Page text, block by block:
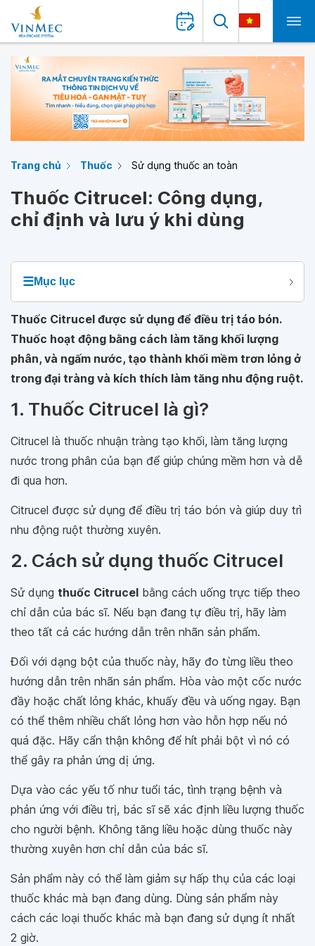
Trang chủ Thuốc Sử dụng thuốc an toàn
Thuốc Citrucel: Công dụng,
chỉ định và lưu ý khi dùng
☰Mục lục
Thuốc Citrucel được sử dụng để điều trị táo bón.
Thuốc hoạt động bằng cách làm tăng khối lượng
phân, và ngấm nước, tạo thành khối mềm trơn lỏng ở
trong đại tràng và kích thích làm tăng nhu động ruột.
1. Thuốc Citrucel là gì?
Citrucel là thuốc nhuận tràng tạo khối, làm tăng lượng
nước trong phân của bạn để giúp chúng mềm hơn và dễ
đi qua hơn.
Citrucel được sử dụng để điều trị táo bón và giúp duy trì
nhu động ruột thường xuyên.
2. Cách sử dụng thuốc Citrucel
Sử dụng thuốc Citrucel bằng cách uống trực tiếp theo
chỉ dẫn của bác sĩ. Nếu bạn đang tự điều trị, hãy làm
theo tất cả các hướng dẫn trên nhãn sản phẩm.
Đối với dạng bột của thuốc này, hãy đo từng liều theo
hướng dẫn trên nhãn sản phẩm. Hòa vào một cốc nước
đầy hoặc chất lỏng khác, khuấy đều và uống ngay. Bạn
có thể thêm nhiều chất lỏng hơn vào hỗn hợp nếu nó
quá đặc. Hãy cẩn thận không để hít phải bột vì nó có
thể gây ra phản ứng dị ứng.
Dựa vào các yếu tố như tuổi tác, tình trạng bệnh và
phản ứng với điều trị, bác sĩ sẽ xác định liều lượng thuốc
cho người bệnh. Không tăng liều hoặc dùng thuốc này
thường xuyên hơn chỉ dẫn của bác sĩ.
Sản phẩm này có thể làm giảm sự hấp thụ của các loại
thuốc khác mà bạn đang dùng. Dùng sản phẩm này
cách các loại thuốc khác mà bạn đang sử dụng ít nhất
2 giờ.